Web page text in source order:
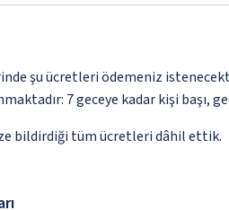
şu ücretleri ödemeniz
7 geceye kadar kişi başı,
bildirdiği tüm ücretleri dâhil ettik.